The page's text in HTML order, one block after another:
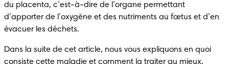
du placenta, c’est-à-dire de l’organe permettant
d’apporter de l’oxygène et des nutriments au fœtus et d’en
évacuer les déchets.
Dans la suite de cet article, nous vous expliquons en quoi
consiste cette maladie et comment la traiter au mieux.